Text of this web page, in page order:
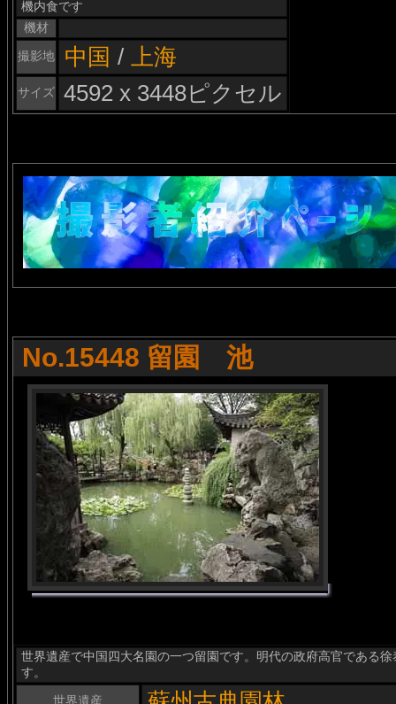
機内食です
機材
撮影地
中国 / 上海
サイズ 4592 x 3448ピクセル
No.15448 留園 池
世界遺産で中国四大名園の一つ留園です。明代の政府高官である
す。
世界遺産